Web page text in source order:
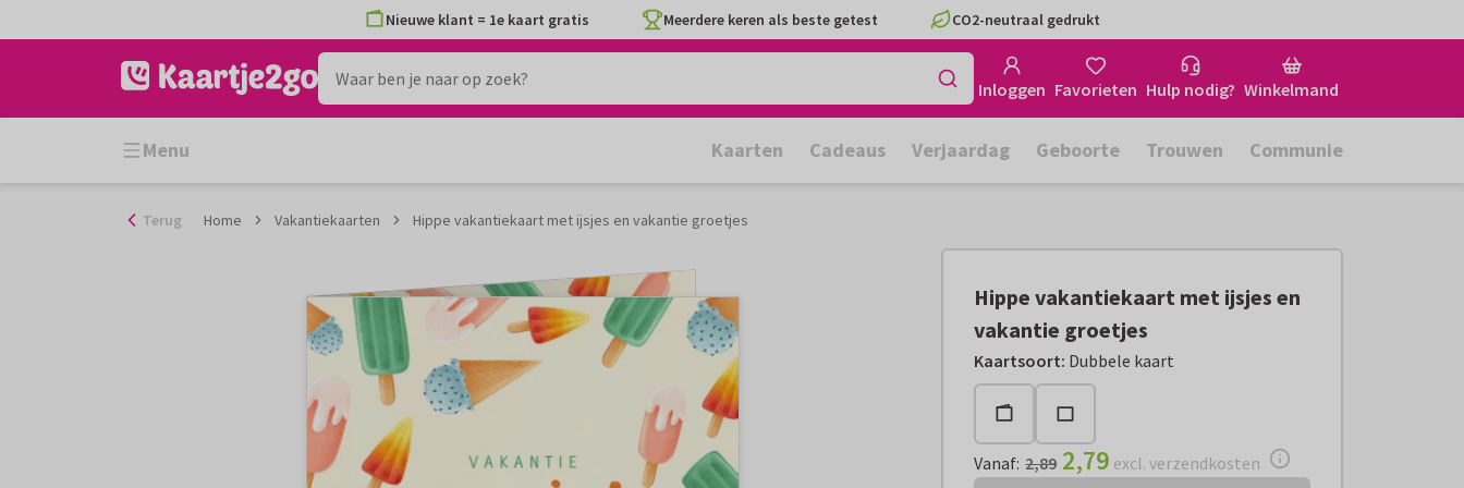
naar
Nieuwe klant = 1e kaart gratis Meerdere keren als beste getest CO2-neutraal gedrukt
Inloggen Favorieten Hulp nodig? Winkelmand
Menu Kaarten Cadeaus Verjaardag Geboorte Trouwen Communie
Terug Home Vakantiekaarten Hippe vakantiekaart met ijsjes en vakantie groetjes
Hippe vakantiekaart met ijsjes en
vakantie groetjes
Kaartsoort: Dubbele kaart
Vanaf:€ 2,79 excl. verzendkosten
Vanaf: 2,89 2,79 excl. verzendkosten